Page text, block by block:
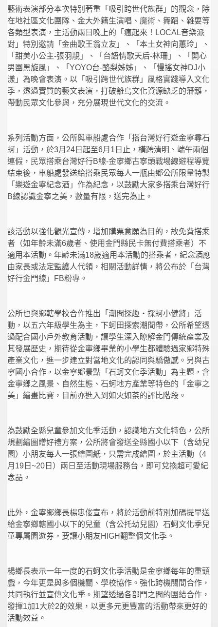
藝術表演部分本次特別著重「吸引跨世代族群」的觀念，除
在地社區文化團隊、金大外籍生演唱、魔術、舞蹈、雜耍等
各類型表演，主活動兩日晚上的「瘋起來！LOCAL音樂派
對」特別邀請「金曲歌王翁立友」、「本土女神向蕙玲」、
「甜美小公主-張羽靚」、「台語情歌天后-林珊」、「開心
男團黑旋風」、「YOYO台-酪梨姊姊」、「慢搖女神DJ小
漾」為晚會表演。以「吸引跨世代族群」風格實踐導入文化
季，透過實質的藝文表演，打破離島文化資源缺乏的藩籬，
帶動民眾文化參與，充分展現世代文化的交流。
系列活動方面，公所與車船處合作「搭台灣好行遊金寧尋石
蚵」活動，於3月24日起至6月1日止，橫跨清明、端午兩個
連假，民眾搭乘台灣好行B線-金寧鄉古寧頭戰場線遊程導覽
結束後，車船處發送給搭乘民眾每人一瓶由鄉公所限量特製
「樂遊金寧紀念酒」作為紀念，以鼓勵大家多搭乘台灣好行
B線認識金寧之美，數量有限，送完為止。
該活動以強化觀光宣傳，增加購票意願為目的，故免費搭乘
者（如年齡未滿6歲者、使用金門縣民卡無付費搭乘者）不
適用本活動。年齡未滿18歲適用本活動的搭乘者，紀念酒應
由家長或法定監護人代領，相關活動詳情，將公布於「台灣
好行金門線」FB粉專。
公所也與鄉轄學校合作推出「潮間探趣‧採蚵小健將」活
動，以五六年級學生為主，下蚵田探索潮間帶，公所希望透
過配合國小戶外教育活動，讓學生深入瞭解金門傳統產業及
其發展歷史，期待從金寧鄉畢業的小學生都體驗過家鄉特殊
產業文化，進一步建立對當地文化的認同與驕傲感。另與古
寧國小合作，以金寧鄉景點「石蚵文化季活動」為主題，含
金寧鄉之風景、自然生態、石蚵地方產業等特色的「金寧之
美」繪畫比賽，目前亦進入到如火如荼的評比階段。
為鼓勵全縣兒童參加文化季活動，認識地方文化特色，公所
規劃繪圖贈好禮方案，公所將會發送全縣國小以下（含幼兒
園）小朋友每人一張繪圖紙，只需完成繪圖，於主活動（4
月19日~20日）兩日至活動現場服務台，即可兌換超可愛紀
念品。
此外，金寧鄉鄉長楊忠俊宣布，將於活動前特別加碼提早送
給金寧鄉轄國小以下的兒童（含公托幼兒園）石蚵文化季兒
童專屬園遊券，要讓小朋友HIGH翻整個文化季。
楊鄉長表示一年一度的石蚵文化季活動是金寧鄉每年的重頭
戲，今年更是與多個機關、學校協作。強化跨機關間合作，
共同執行並宣傳文化季。期望透過各部門之間的團結合作，
發揮1加1大於2的效果，以更多元更豐富的活動帶來更好的
活動效益。